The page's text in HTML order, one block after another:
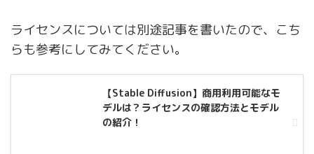
ライセンスについては別途記事を書いたので、こち
らも参考にしてみてください。
【Stable Diffusion】商用利用可能なモ
デルは？ライセンスの確認方法とモデル
の紹介！